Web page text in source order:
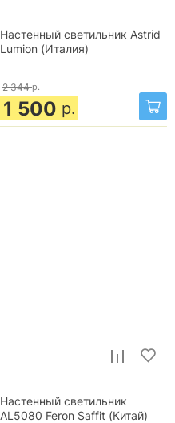
Настенный светильник Astrid
Lumion (Италия)
2 344 р.
1 500 р.
Настенный светильник
AL5080 Feron Saffit (Китай)